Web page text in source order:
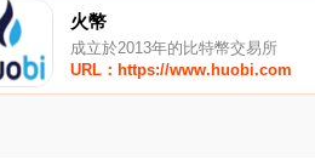
火幣
成立於2013年的比特幣交易所
URL：https://www.huobi.com